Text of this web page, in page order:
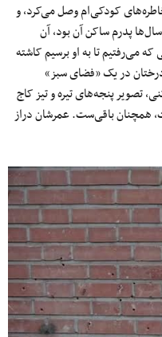
کودکی‌ام وصل می‌کرد، و
پدرم ساکن آن بود، آن
می‌رفتیم تا به او برسیم کاشته
در یک «فضای سبز»
تصویر پنجه‌های تیره و تیز کاج
همچنان باقی‌ست. عمرشان دراز